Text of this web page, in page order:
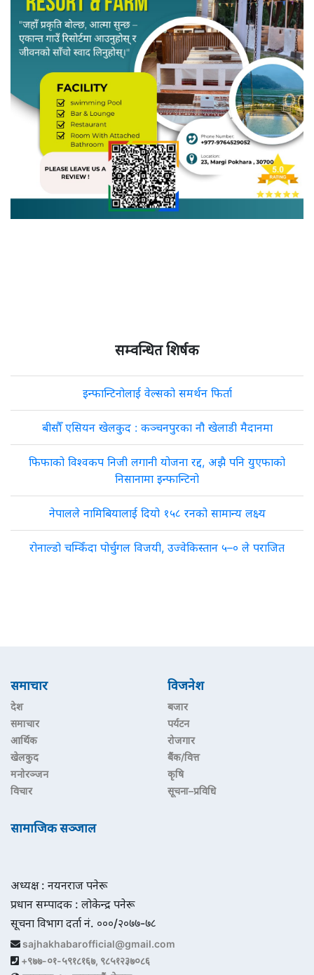
सम्वन्धित शिर्षक
इन्फान्टिनोलाई वेल्सको समर्थन फिर्ता
बीसौँ एसियन खेलकुद : कञ्चनपुरका नौ खेलाडी मैदानमा
फिफाको विश्वकप निजी लगानी योजना रद्द, अझै पनि युएफाको
निसानामा इन्फान्टिनो
नेपालले नामिबियालाई दियो १५८ रनको सामान्य लक्ष्य
रोनाल्डो चम्किँदा पोर्चुगल विजयी, उज्वेकिस्तान ५–० ले पराजित
समाचार
देश
समाचार
आर्थिक
खेलकुद
मनोरञ्जन
विचार
विजनेश
बजार
पर्यटन
रोजगार
बैंक/वित्त
कृषि
सूचना–प्रविधि
सामाजिक सञ्जाल
अध्यक्ष : नयनराज पनेरू
प्रधान सम्पादक : लोकेन्द्र पनेरू
सूचना विभाग दर्ता नं. ०००/२०७७-७८
sajhakhabarofficial@gmail.com
+९७७-०१-५९१८१६७, ९८५१२३७०८६